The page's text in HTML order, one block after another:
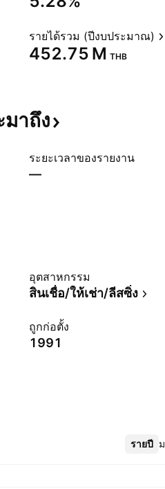
รายได้รวม (ปีงบประมาณ)
‪452.75 M‬ THB
าถึง
ระยะเวลาของรายงาน
—
อุตสาหกรรม
สินเชื่อ/ให้เช่า/ลีสซิ่ง
ถูกก่อตั้ง
1991
รายปี
เพิ่มเติม